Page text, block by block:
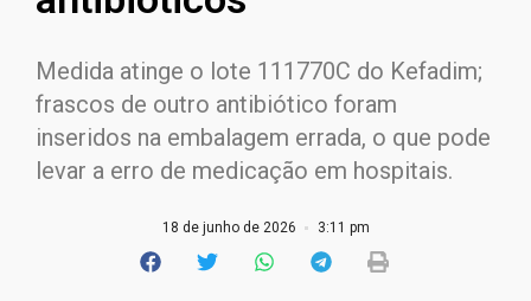
Medida atinge o lote 111770C do Kefadim;
frascos de outro antibiótico foram
inseridos na embalagem errada, o que pode
levar a erro de medicação em hospitais.
18 de junho de 2026 3:11 pm